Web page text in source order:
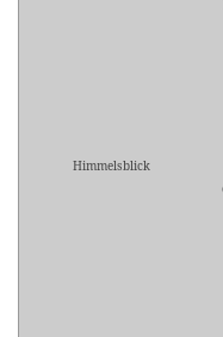
Himmelsblick